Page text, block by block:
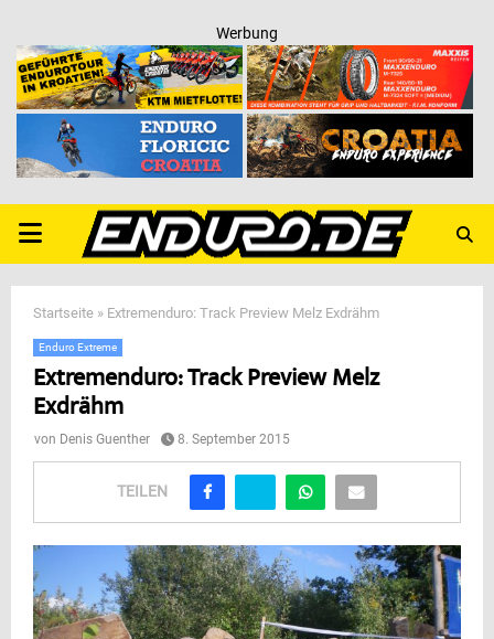
Werbung
PRIMARY
MENU
Startseite » Extremenduro: Track Preview Melz Exdrähm
Enduro Extreme
Extremenduro: Track Preview Melz
Exdrähm
von Denis Guenther 8. September 2015
TEILEN